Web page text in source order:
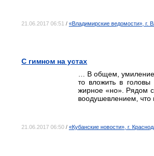
21.06.2017 06:51 / «Владимирские ведомости», г.
С гимном на устах
… В общем,
то вложить в
жирное «но». Рядом
воодушевлением, что
21.06.2017 06:50 / «Кубанские новости», г.